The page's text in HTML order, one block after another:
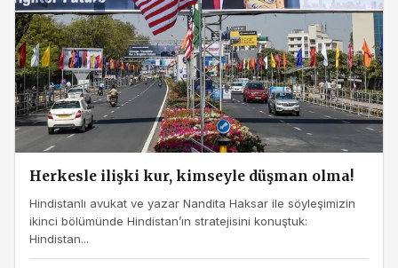
Herkesle ilişki kur, kimseyle düşman olma!
Hindistanlı avukat ve yazar Nandita Haksar ile söyleşimizin
ikinci bölümünde Hindistan’ın stratejisini konuştuk:
Hindistan...